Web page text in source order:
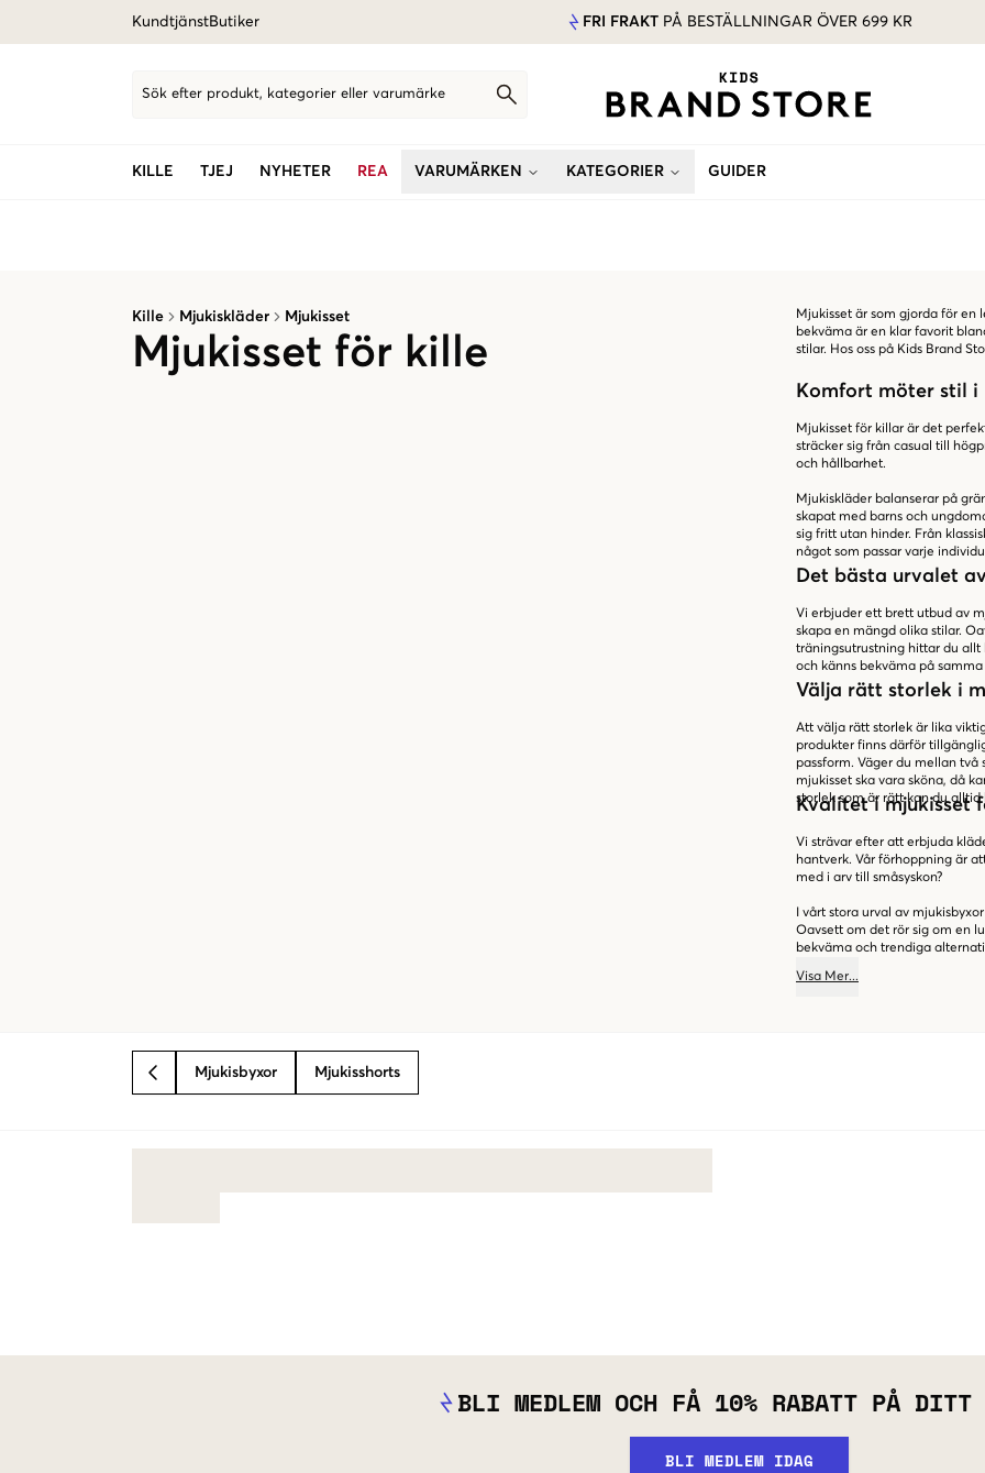
KundtjänstButiker FRI FRAKT PÅ BESTÄLLNINGAR ÖVER 699 KR
Sök efter produkt, kategorier eller varumärke
KILLE TJEJ NYHETER REA VARUMÄRKEN KATEGORIER GUIDER
Kille Mjukiskläder Mjukisset
Mjukisset för kille
Mjukisset är som gjorda för en
bekväma är en klar favorit
stilar. Hos oss på Kids Brand
Komfort möter stil i
Mjukisset för killar är det
sträcker sig från casual till
och hållbarhet.
Mjukiskläder balanserar på
skapat med barns och
sig fritt utan hinder. Från
något som passar varje
Det bästa urvalet
Vi erbjuder ett brett utbud av
skapa en mängd olika stilar.
träningsutrustning hittar du allt
och känns bekväma på
Välja rätt storlek i
Att välja rätt storlek är lika
produkter finns därför
passform. Väger du mellan
mjukisset ska vara sköna, då
storlek som är rätt kan du
Kvalitet i mjukisset
Vi strävar efter att erbjuda
hantverk. Vår förhoppning är
med i arv till småsyskon?
I vårt stora urval av
Oavsett om det rör sig om en
bekväma och trendiga
Visa Mer...
BACK Mjukisbyxor Mjukisshorts
BLI MEDLEM OCH FÅ 10% RABATT PÅ DITT
BLI MEDLEM IDAG